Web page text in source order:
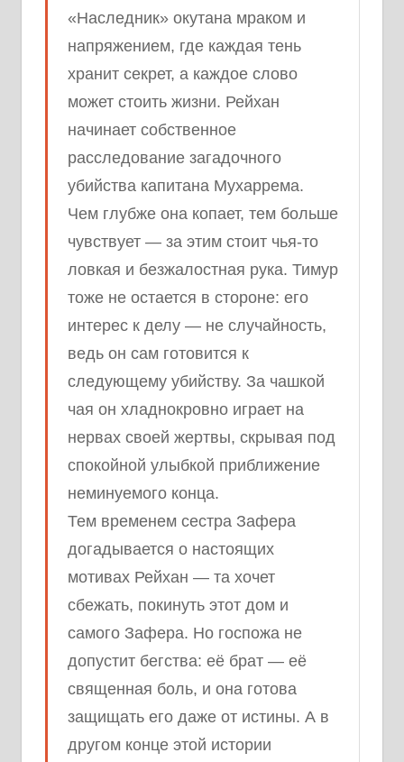
«Наследник» окутана мраком и
напряжением, где каждая тень
хранит секрет, а каждое слово
может стоить жизни. Рейхан
начинает собственное
расследование загадочного
убийства капитана Мухаррема.
Чем глубже она копает, тем больше
чувствует — за этим стоит чья-то
ловкая и безжалостная рука. Тимур
тоже не остается в стороне: его
интерес к делу — не случайность,
ведь он сам готовится к
следующему убийству. За чашкой
чая он хладнокровно играет на
нервах своей жертвы, скрывая под
спокойной улыбкой приближение
неминуемого конца.
Тем временем сестра Зафера
догадывается о настоящих
мотивах Рейхан — та хочет
сбежать, покинуть этот дом и
самого Зафера. Но госпожа не
допустит бегства: её брат — её
священная боль, и она готова
защищать его даже от истины. А в
другом конце этой истории